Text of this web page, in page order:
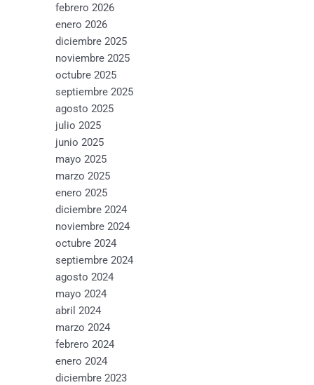
febrero 2026
enero 2026
diciembre 2025
noviembre 2025
octubre 2025
septiembre 2025
agosto 2025
julio 2025
junio 2025
mayo 2025
marzo 2025
enero 2025
diciembre 2024
noviembre 2024
octubre 2024
septiembre 2024
agosto 2024
mayo 2024
abril 2024
marzo 2024
febrero 2024
enero 2024
diciembre 2023